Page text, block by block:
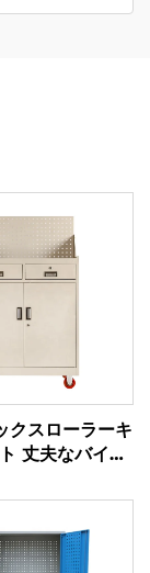
クスローラーキ
丈夫なバイク
ネット カート
き金属製ツー
ット 車のワー